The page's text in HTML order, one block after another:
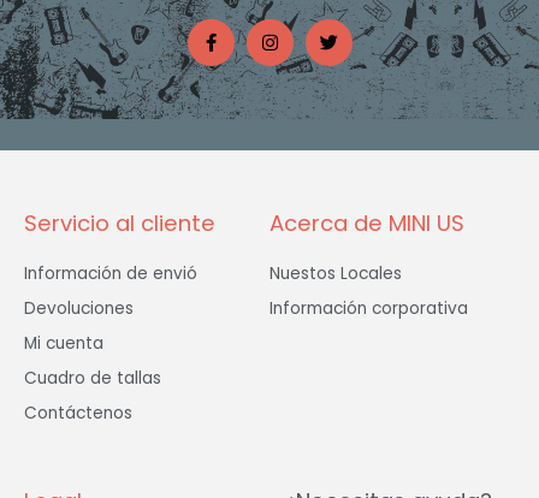
F
a
c
e
b
o
o
-
I
n
s
t
a
g
r
m
T
w
i
t
t
e
Servicio al cliente
Información de envió
Devoluciones
Mi cuenta
Cuadro de tallas
Contáctenos
Acerca de MINI US
Nuestos Locales
Información corporativa